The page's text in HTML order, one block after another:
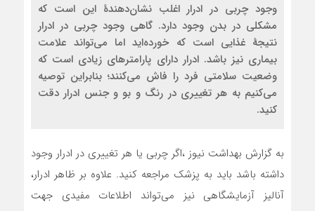
وجود چربی در ادرار اغلب نشان‌دهندهٔ این است که
مشکلی در بدن وجود دارد. گاهی وجود چربی در ادرار
نتیجهٔ غذایی است که خورده‌اید اما می‌تواند علامت
بیماری نیز باشد. ادرار دارای پارامترهای زیادی است که
وضعیت سلامتی فرد را فاش می‌کنند؛ بنابراین توصیه
می‌کنیم به هر تغییری در رنگ و بو و جنس ادرار دقت
کنید.
به گزارش بهداشت نیوز ،اگر چربی یا هر تغییری در ادرار وجود
داشته باشد باید به پزشک مراجعه کنید. علاوه بر ظاهر ادرار،
آنالیز آزمایشگاهی نیز می‌تواند اطلاعات مفیدی جهت